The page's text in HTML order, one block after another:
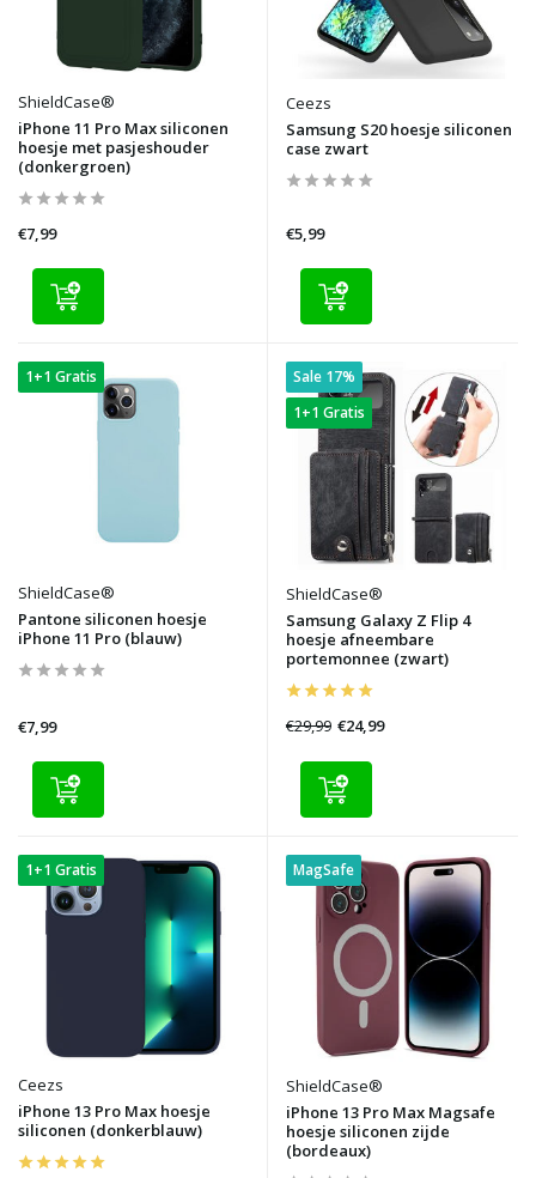
ShieldCase®
iPhone 11 Pro Max siliconen
hoesje met pasjeshouder
(donkergroen)
€7,99
Ceezs
Samsung S20 hoesje siliconen
case zwart
€5,99
1+1 Gratis
ShieldCase®
Pantone siliconen hoesje
iPhone 11 Pro (blauw)
€7,99
Sale 17%
1+1 Gratis
ShieldCase®
Samsung Galaxy Z Flip 4
hoesje afneembare
portemonnee (zwart)
€29,99 €24,99
1+1 Gratis
Ceezs
iPhone 13 Pro Max hoesje
siliconen (donkerblauw)
MagSafe
ShieldCase®
iPhone 13 Pro Max Magsafe
hoesje siliconen zijde
(bordeaux)